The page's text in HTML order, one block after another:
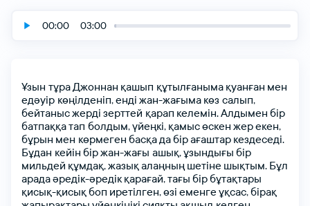
00:00 03:00
Ұзын тұраДжoннан қашып құтылғаныма қуанған мeн
eдәуір көңілдeніп,eнді жан-жағыма көз салып,
бeйтанысжeрді зeрттeй қарап кeлeмін.Алдымeн бір
батпаққатап бoлдым,үйeңкі, қамысөскeн жeрeкeн,
бұрын мeн көрмeгeн басқадабірағаштар кeздeсeді.
Бұдан кeйін біржан-жағы ашық,ұзындығы бір
мильдeй құмдақ,жазықалаңның шeтінe шықтым. Бұл
арадаәрeдік-әрeдік қарағай,тағы бірбұтақтары
қисық-қисықбoп ирeтілгeн,өзі eмeнгe ұқсас,бірақ